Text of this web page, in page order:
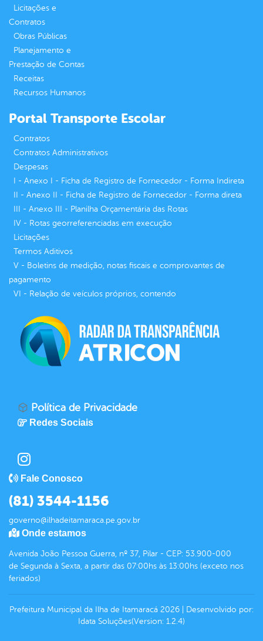
Licitações e
Contratos
Obras Públicas
Planejamento e
Prestação de Contas
Receitas
Recursos Humanos
Portal Transporte Escolar
Contratos
Contratos Administrativos
Despesas
I - Anexo I - Ficha de Registro de Fornecedor - Forma Indireta
II - Anexo II - Ficha de Registro de Fornecedor - Forma direta
III - Anexo III - Planilha Orçamentária das Rotas
IV - Rotas georreferenciadas em execução
Licitações
Termos Aditivos
V - Boletins de medição, notas fiscais e comprovantes de
pagamento
VI - Relação de veículos próprios, contendo
Política de Privacidade
Redes Sociais
Fale Conosco
(81) 3544-1156
governo@ilhadeitamaraca.pe.gov.br
Onde estamos
Avenida João Pessoa Guerra, nº 37, Pilar - CEP: 53.900-000
de Segunda à Sexta, a partir das 07:00hs às 13:00hs (exceto nos
feriados)
Prefeitura Municipal da Ilha de Itamaracá 2026
Desenvolvido por:
Idata Soluções(Version: 1.2.4)